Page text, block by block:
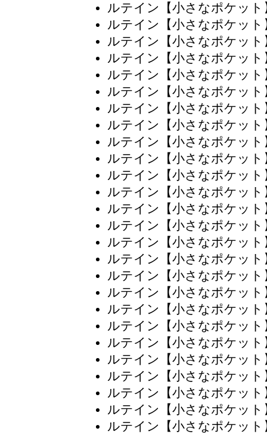
ルテイン【小さなポケッ
ルテイン【小さなポケッ
ルテイン【小さなポケッ
ルテイン【小さなポケッ
ルテイン【小さなポケッ
ルテイン【小さなポケッ
ルテイン【小さなポケッ
ルテイン【小さなポケッ
ルテイン【小さなポケッ
ルテイン【小さなポケッ
ルテイン【小さなポケッ
ルテイン【小さなポケッ
ルテイン【小さなポケッ
ルテイン【小さなポケッ
ルテイン【小さなポケッ
ルテイン【小さなポケッ
ルテイン【小さなポケッ
ルテイン【小さなポケッ
ルテイン【小さなポケッ
ルテイン【小さなポケッ
ルテイン【小さなポケッ
ルテイン【小さなポケッ
ルテイン【小さなポケッ
ルテイン【小さなポケッ
ルテイン【小さなポケッ
ルテイン【小さなポケッ